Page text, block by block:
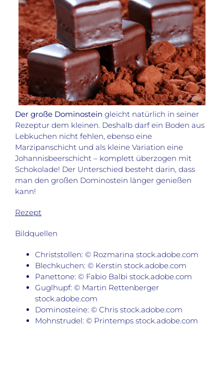
Der große Dominostein gleicht natürlich in seiner
Rezeptur dem kleinen. Deshalb darf ein Boden aus
Lebkuchen nicht fehlen, ebenso eine
Marzipanschicht und als kleine Variation eine
Johannisbeerschicht – komplett überzogen mit
Schokolade! Der Unterschied besteht darin, dass
man den großen Dominostein länger genießen
kann!
Rezept
Bildquellen
Christstollen: © Rozmarina stock.adobe.com
Blechkuchen: © Kerstin stock.adobe.com
Panettone: © Fabio Balbi stock.adobe.com
Guglhupf: © Martin Rettenberger
stock.adobe.com
Dominosteine: © Chris stock.adobe.com
Mohnstrudel: © Printemps stock.adobe.com